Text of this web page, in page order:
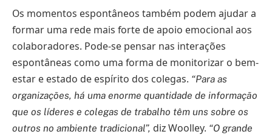
Os momentos espontâneos também podem ajudar a
formar uma rede mais forte de apoio emocional aos
colaboradores. Pode-se pensar nas interações
espontâneas como uma forma de monitorizar o bem-
estar e estado de espírito dos colegas. “Para as
organizações, há uma enorme quantidade de informação
que os líderes e colegas de trabalho têm uns sobre os
outros no ambiente tradicional”, diz Woolley. “O grande